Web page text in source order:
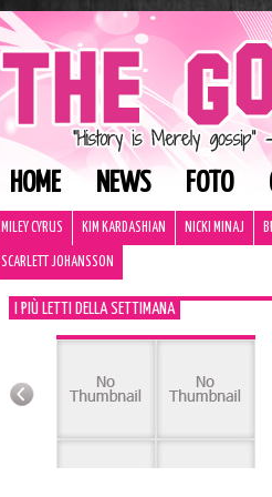
HOME NEWS FOTO
MILEY CYRUS KIM KARDASHIAN NICKI MINAJ
SCARLETT JOHANSSON
I PIÙ LETTI DELLA SETTIMANA